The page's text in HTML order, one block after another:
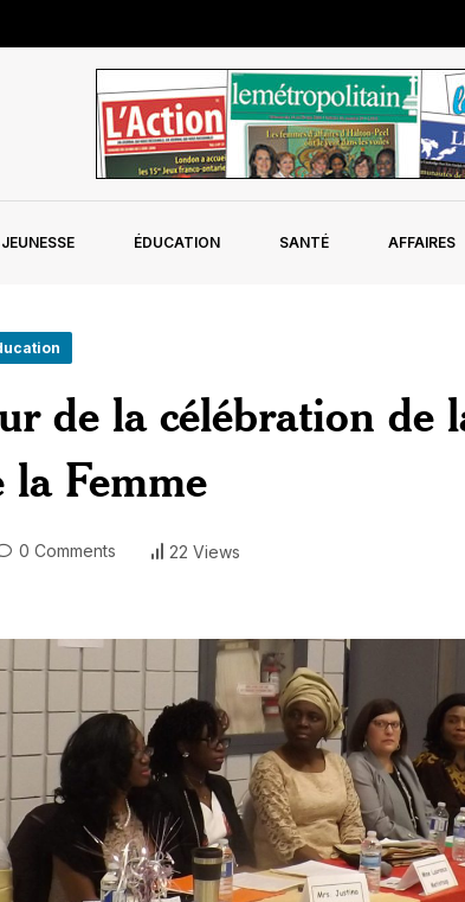
JEUNESSE ÉDUCATION SANTÉ AFFAIRES
de la célébration de
Femme
0 Comments 22 Views